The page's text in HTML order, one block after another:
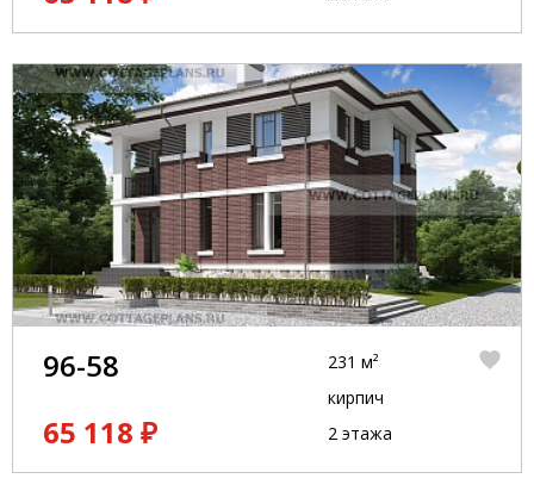
96-58
65 118 ₽
231 м²
кирпич
2 этажа